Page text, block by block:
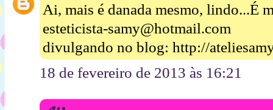
Ai, mais é danada mesmo, lindo...É
esteticista-samy@hotmail.com
divulgando no blog: http://
18 de fevereiro de 2013 às 16:21